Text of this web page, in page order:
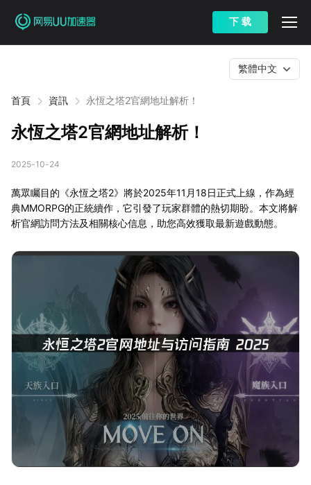
下 载
首頁 資訊 永恆之塔2官網地址解析！
繁體中文
永恆之塔2官網地址解析！
2025-10-24
萬眾矚目的《永恆之塔2》將於2025年11月18日正式上線，作為經
典MMORPG的正統續作，它引發了玩家群體的熱切期盼。本文將解
析官網訪問方法及相關核心信息，助您高效獲取最新遊戲動態。